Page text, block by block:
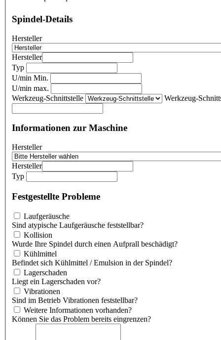
Spindel-Details
Hersteller
Hersteller
Typ
U/min Min.
U/min max.
Werkzeug-Schnittstelle
Werkzeug-
Informationen zur Maschine
Hersteller
Hersteller
Typ
Festgestellte Probleme
Laufgeräusche
Sind atypische Laufgeräusche feststellbar?
Kollision
Wurde Ihre Spindel durch einen Aufprall beschädigt?
Kühlmittel
Befindet sich Kühlmittel / Emulsion in der Spindel?
Lagerschaden
Liegt ein Lagerschaden vor?
Vibrationen
Sind im Betrieb Vibrationen feststellbar?
Weitere Informationen vorhanden?
Können Sie das Problem bereits eingrenzen?